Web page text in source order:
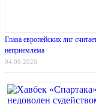
Глава европейских лиг
неприемлема
04.08.2026